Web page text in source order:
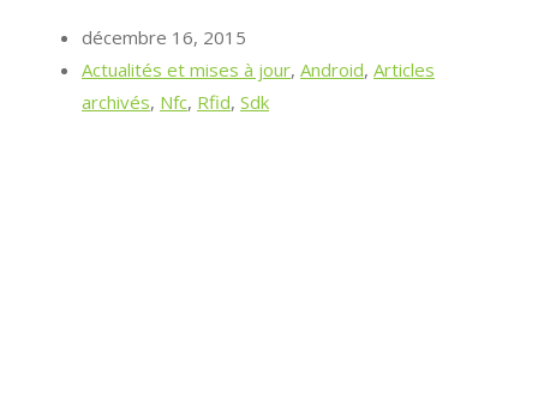
décembre 16, 2015
Actualités et mises à jour, Android, Articles
archivés, Nfc, Rfid, Sdk